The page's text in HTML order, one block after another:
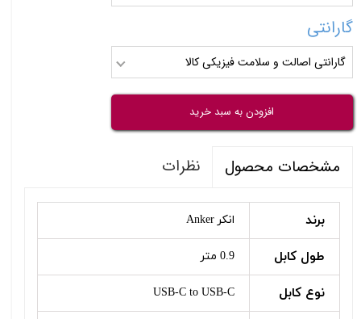
گارانتی
گارانتی اصالت و سلامت فیزیکی کالا
افزودن به سبد خرید
مشخصات محصول نظرات
برند انکر Anker
طول کابل 0.9 متر
نوع کابل USB-C to USB-C